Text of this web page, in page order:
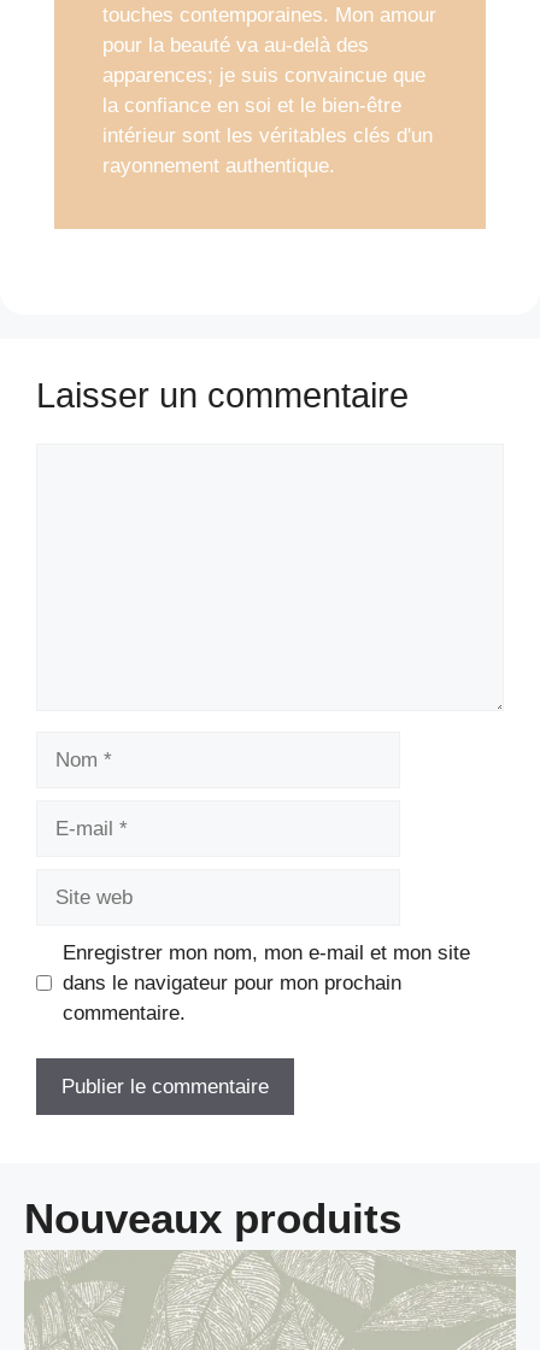
touches contemporaines. Mon amour
pour la beauté va au-delà des
apparences; je suis convaincue que
la confiance en soi et le bien-être
intérieur sont les véritables clés d'un
rayonnement authentique.
Laisser un commentaire
Enregistrer mon nom, mon e-mail et mon site
dans le navigateur pour mon prochain
commentaire.
Nouveaux produits